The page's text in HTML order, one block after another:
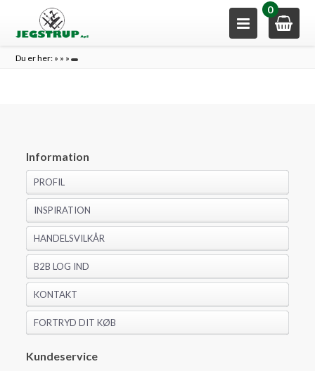
0
Du er her: » » »
Information
PROFIL
INSPIRATION
HANDELSVILKÅR
B2B LOG IND
KONTAKT
FORTRYD DIT KØB
Kundeservice